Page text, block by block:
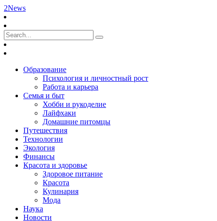
2News
Образование
Психология и личностный рост
Работа и карьера
Семья и быт
Хобби и рукоделие
Лайфхаки
Домашние питомцы
Путешествия
Технологии
Экология
Финансы
Красота и здоровье
Здоровое питание
Красота
Кулинария
Мода
Наука
Новости